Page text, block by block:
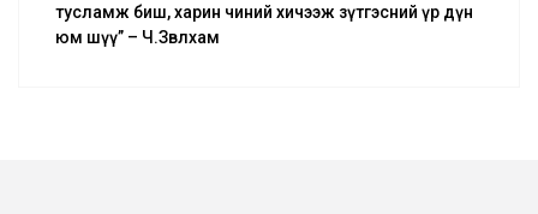
тусламж биш, харин чиний хичээж зүтгэсний үр дүн
юм шүү” – Ч.Зөвлхам